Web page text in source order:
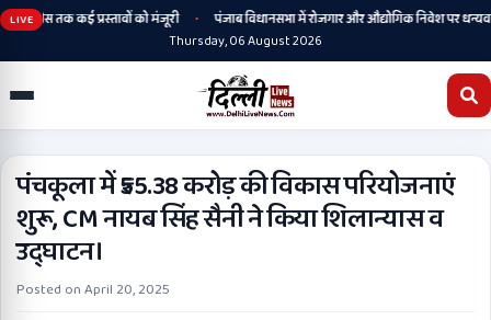
LIVE
फीस तक कई प्रस्तावों को मंजूरी •
पंजाब विधानसभा में रोजगार और औद्योगिक निवेश पर धन्यवाद
Thursday, 06 August 2026
पंचकूला में ₹55.38 करोड़ की विकास परियोजनाएं
शुरू, CM नायब सिंह सैनी ने किया शिलान्यास व
उद्घाटन।
Posted onApril 20, 2025